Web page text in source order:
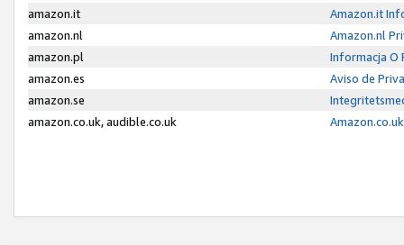
amazon.it
Amazon.it
amazon.nl
Amazon.nl
amazon.pl
Informacja O
amazon.es
Aviso de
amazon.se
amazon.co.uk, audible.co.uk